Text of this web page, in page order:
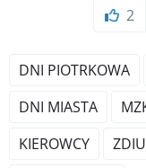
2
DNI PIOTRKOWA
DNI MIASTA
KIEROWCY